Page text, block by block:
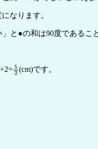
なります。
と●の和は90度であるこ
52(cm)です。